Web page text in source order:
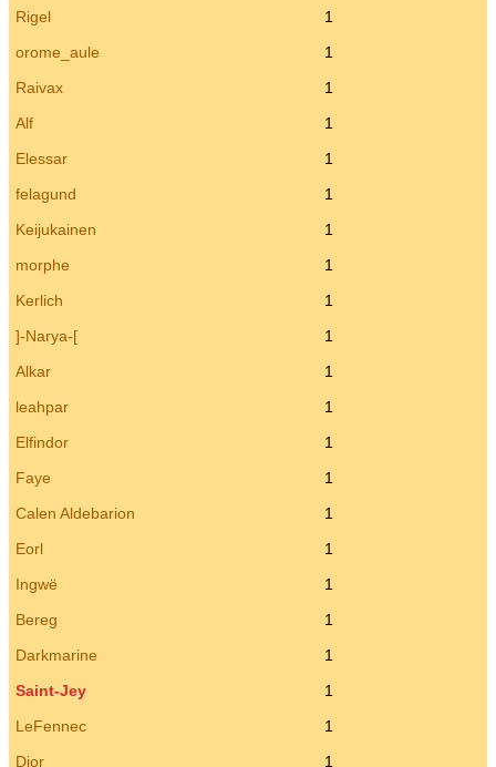
Rigel
1
orome_aule
1
Raivax
1
Alf
1
Elessar
1
felagund
1
Keijukainen
1
morphe
1
Kerlich
1
]-Narya-[
1
Alkar
1
leahpar
1
Elfindor
1
Faye
1
Calen Aldebarion
1
Eorl
1
Ingwë
1
Bereg
1
Darkmarine
1
Saint-Jey
1
LeFennec
1
Dior
1